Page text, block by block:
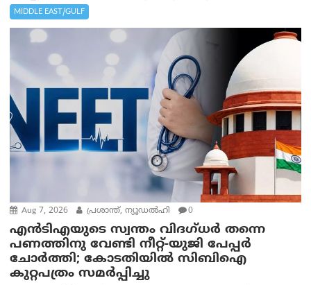
MIDDLE EAST/GULF
Aug 7, 2026 പ്രശാന്ത്, ന്യൂഡല്‍ഹി 0
എൻ‌ടി‌എയുടെ സ്വന്തം വിദഗ്ധർ തന്നെ
പണത്തിനു വേണ്ടി നീറ്റ്-യു‌ജി പേപ്പർ
ചോർത്തി; കോടതിയില്‍ സിബിഐ
കുറ്റപത്രം സമര്‍പ്പിച്ചു